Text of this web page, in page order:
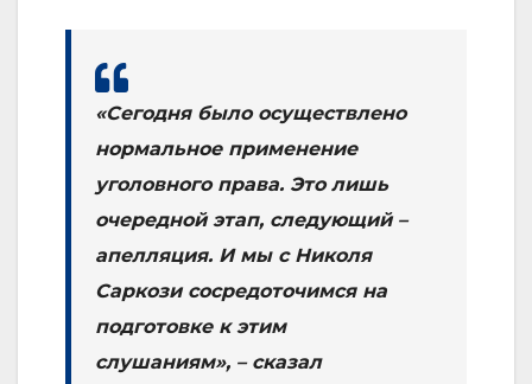
«Сегодня было осуществлено
нормальное применение
уголовного права. Это лишь
очередной этап, следующий –
апелляция. И мы с Николя
Саркози сосредоточимся на
подготовке к этим
слушаниям», – сказал